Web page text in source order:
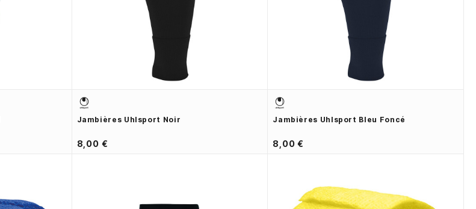
Jambières Uhlsport Noir
8,00 €
Jambières Uhlsport Bleu Foncé
8,00 €